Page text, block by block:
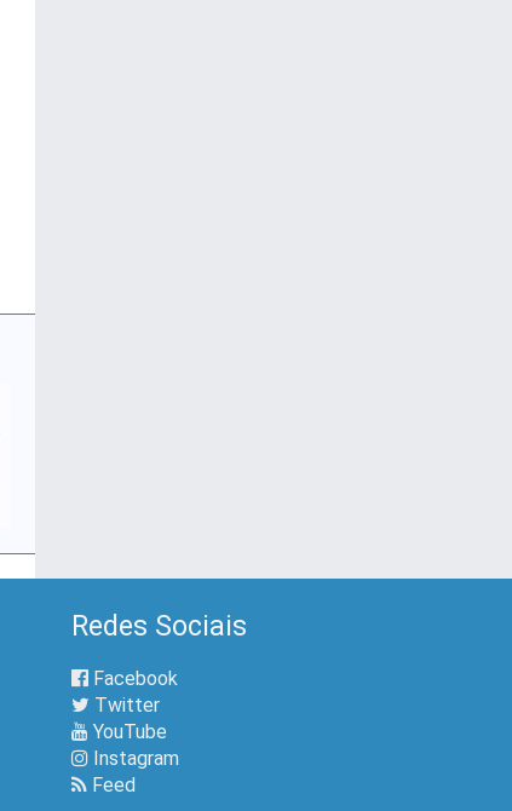
Redes Sociais
Facebook
Twitter
YouTube
Instagram
Feed